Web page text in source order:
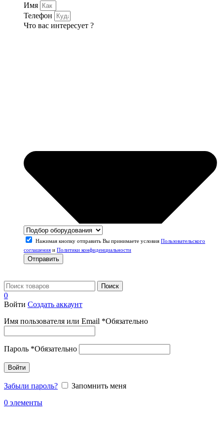
Имя
Телефон
Что вас интересует ?
Нажимая кнопку отправить Вы принимаете условия Пользовательского
соглашения и Политики конфиденциальности
Отправить
Поиск
0
Войти Создать аккаунт
Имя пользователя или Email *Обязательно
Пароль *Обязательно
Войти
Забыли пароль?
Запомнить меня
0 элементы